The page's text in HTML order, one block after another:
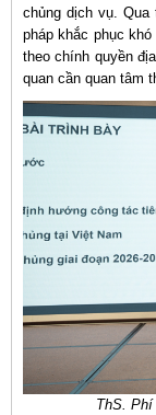
chủng dịch vụ. Qua
pháp khắc phục
theo chính quyền
quan cần quan tâm
ThS. Phí